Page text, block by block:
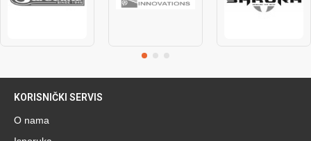
KORISNIČKI SERVIS
O nama